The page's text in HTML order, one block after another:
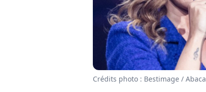
Crédits photo : Bestimage / Abaca